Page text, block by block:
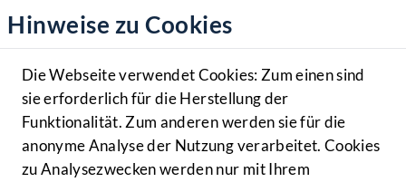
Hilfe
Benutzer
Navigationsmenü öffnen
MENÜ
Hinweise zu Cookies
Die Webseite verwendet Cookies: Zum einen sind
sie erforderlich für die Herstellung der
Funktionalität. Zum anderen werden sie für die
anonyme Analyse der Nutzung verarbeitet. Cookies
zu Analysezwecken werden nur mit Ihrem